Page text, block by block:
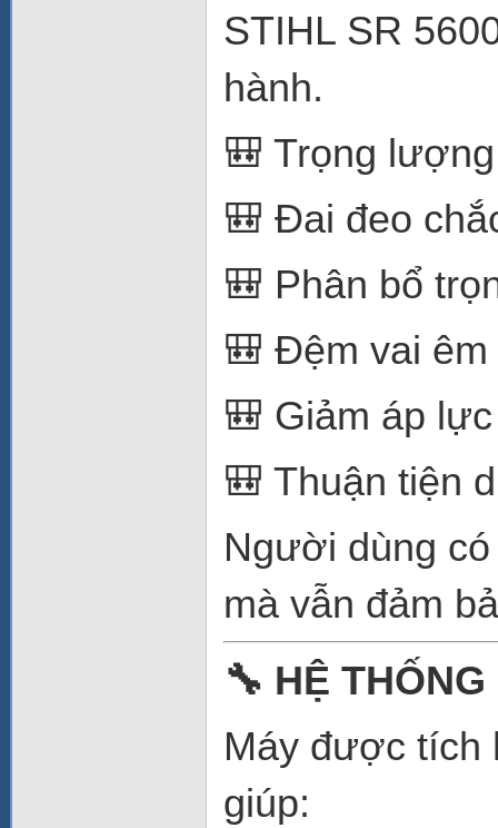
STIHL SR
hành.
🎒 Trọng
🎒 Đai đeo
🎒 Phân bổ
🎒 Đệm vai êm
🎒 Giảm áp
🎒 Thuận tiện
Người dùng
mà vẫn đảm
🔧 HỆ
Máy được tích
giúp: